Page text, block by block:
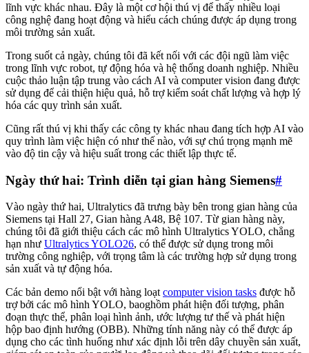
lĩnh vực khác nhau. Đây là một cơ hội thú vị để thấy nhiều loại
công nghệ đang hoạt động và hiểu cách chúng được áp dụng trong
môi trường sản xuất.
Trong suốt cả ngày, chúng tôi đã kết nối với các đội ngũ làm việc
trong lĩnh vực robot, tự động hóa và hệ thống doanh nghiệp. Nhiều
cuộc thảo luận tập trung vào cách AI và computer vision đang được
sử dụng để cải thiện hiệu quả, hỗ trợ kiểm soát chất lượng và hợp lý
hóa các quy trình sản xuất.
Cũng rất thú vị khi thấy các công ty khác nhau đang tích hợp AI vào
quy trình làm việc hiện có như thế nào, với sự chú trọng mạnh mẽ
vào độ tin cậy và hiệu suất trong các thiết lập thực tế.
Ngày thứ hai: Trình diễn tại gian hàng Siemens#
Vào ngày thứ hai, Ultralytics đã trưng bày bên trong gian hàng của
Siemens tại Hall 27, Gian hàng A48, Bệ 107. Từ gian hàng này,
chúng tôi đã giới thiệu cách các mô hình Ultralytics YOLO, chẳng
hạn như Ultralytics YOLO26, có thể được sử dụng trong môi
trường công nghiệp, với trọng tâm là các trường hợp sử dụng trong
sản xuất và tự động hóa.
Các bản demo nổi bật với hàng loạt computer vision tasks được hỗ
trợ bởi các mô hình YOLO, baoghồm phát hiện đối tượng, phân
đoạn thực thể, phân loại hình ảnh, ước lượng tư thế và phát hiện
hộp bao định hướng (OBB). Những tính năng này có thể được áp
dụng cho các tình huống như xác định lỗi trên dây chuyền sản xuất,